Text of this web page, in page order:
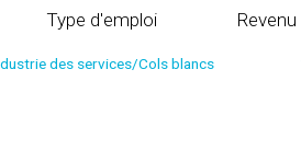
Type d'emploi
des services/Cols blancs